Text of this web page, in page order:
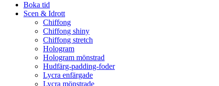
Boka tid
Scen & Idrott
Chiffong
Chiffong shiny
Chiffong stretch
Hologram
Hologram mönstrad
Hudfärg-padding-foder
Lycra enfärgade
Lycra mönstrade